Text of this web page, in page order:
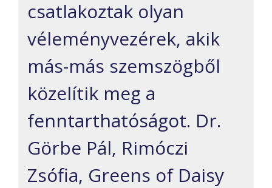
csatlakoztak olyan
véleményvezérek, akik
más-más szemszögből
közelítik meg a
fenntarthatóságot. Dr.
Görbe Pál, Rimóczi
Zsófia, Greens of Daisy